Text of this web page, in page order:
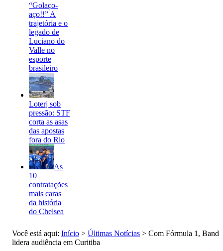
“Golaço-
aço!!” A
trajetória e o
legado de
Luciano do
Valle no
esporte
brasileiro
Loterj sob
pressão: STF
corta as asas
das apostas
fora do Rio
As
10
contratações
mais caras
da história
do Chelsea
Você está aqui: Início > Últimas Notícias > Com Fórmula 1, Band
lidera audiência em Curitiba